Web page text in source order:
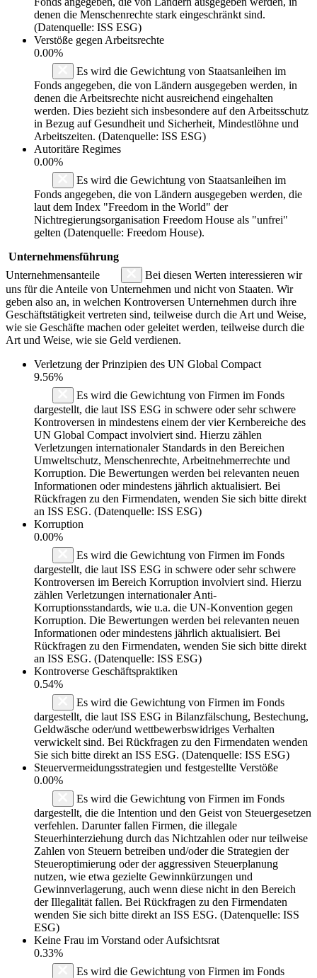
denen die Menschenrechte stark eingeschränkt sind.
(Datenquelle: ISS ESG)
Verstöße gegen Arbeitsrechte
0.00%
Es wird die Gewichtung von Staatsanleihen im
Fonds angegeben, die von Ländern ausgegeben werden, in
denen die Arbeitsrechte nicht ausreichend eingehalten
werden. Dies bezieht sich insbesondere auf den Arbeitsschutz
in Bezug auf Gesundheit und Sicherheit, Mindestlöhne und
Arbeitszeiten. (Datenquelle: ISS ESG)
Autoritäre Regimes
0.00%
Es wird die Gewichtung von Staatsanleihen im
Fonds angegeben, die von Ländern ausgegeben werden, die
laut dem Index "Freedom in the World" der
Nichtregierungsorganisation Freedom House als "unfrei"
gelten (Datenquelle: Freedom House).
Unternehmensführung
Unternehmensanteile
Bei diesen Werten interessieren wir
uns für die Anteile von Unternehmen und nicht von Staaten. Wir
geben also an, in welchen Kontroversen Unternehmen durch ihre
Geschäftstätigkeit vertreten sind, teilweise durch die Art und Weise,
wie sie Geschäfte machen oder geleitet werden, teilweise durch die
Art und Weise, wie sie Geld verdienen.
Verletzung der Prinzipien des UN Global Compact
9.56%
Es wird die Gewichtung von Firmen im Fonds
dargestellt, die laut ISS ESG in schwere oder sehr schwere
Kontroversen in mindestens einem der vier Kernbereiche des
UN Global Compact involviert sind. Hierzu zählen
Verletzungen internationaler Standards in den Bereichen
Umweltschutz, Menschenrechte, Arbeitnehmerrechte und
Korruption. Die Bewertungen werden bei relevanten neuen
Informationen oder mindestens jährlich aktualisiert. Bei
Rückfragen zu den Firmendaten, wenden Sie sich bitte direkt
an ISS ESG. (Datenquelle: ISS ESG)
Korruption
0.00%
Es wird die Gewichtung von Firmen im Fonds
dargestellt, die laut ISS ESG in schwere oder sehr schwere
Kontroversen im Bereich Korruption involviert sind. Hierzu
zählen Verletzungen internationaler Anti-
Korruptionsstandards, wie u.a. die UN-Konvention gegen
Korruption. Die Bewertungen werden bei relevanten neuen
Informationen oder mindestens jährlich aktualisiert. Bei
Rückfragen zu den Firmendaten, wenden Sie sich bitte direkt
an ISS ESG. (Datenquelle: ISS ESG)
Kontroverse Geschäftspraktiken
0.54%
Es wird die Gewichtung von Firmen im Fonds
dargestellt, die laut ISS ESG in Bilanzfälschung, Bestechung,
Geldwäsche oder/und wettbewerbswidriges Verhalten
verwickelt sind. Bei Rückfragen zu den Firmendaten wenden
Sie sich bitte direkt an ISS ESG. (Datenquelle: ISS ESG)
Steuervermeidungsstrategien und festgestellte Verstöße
0.00%
Es wird die Gewichtung von Firmen im Fonds
dargestellt, die die Intention und den Geist von Steuergesetzen
verfehlen. Darunter fallen Firmen, die illegale
Steuerhinterziehung durch das Nichtzahlen oder nur teilweise
Zahlen von Steuern betreiben und/oder die Strategien der
Steueroptimierung oder der aggressiven Steuerplanung
nutzen, wie etwa gezielte Gewinnkürzungen und
Gewinnverlagerung, auch wenn diese nicht in den Bereich
der Illegalität fallen. Bei Rückfragen zu den Firmendaten
wenden Sie sich bitte direkt an ISS ESG. (Datenquelle: ISS
ESG)
Keine Frau im Vorstand oder Aufsichtsrat
0.33%
Es wird die Gewichtung von Firmen im Fonds